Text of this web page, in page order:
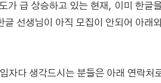
가 급 상승하고 있는 현재, 이미 한글
선생님이 아직 모집이 안되어 아래
자다 생각드시는 분들은 아래 연락처